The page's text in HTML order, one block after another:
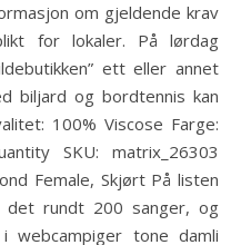
om gjeldende krav
for lokaler. På lørdag
ett eller annet
biljard og bordtennis kan
100% Viscose Farge:
SKU: matrix_26303
Female, Skjørt På listen
rundt 200 sanger, og
tone damli